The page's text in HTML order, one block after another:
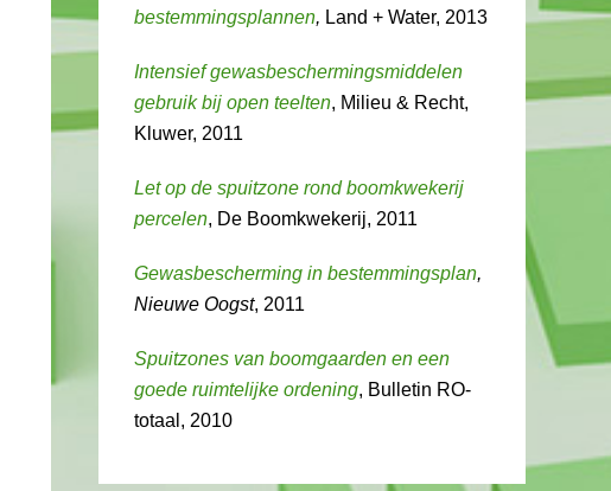
bestemmingsplannen, Land + Water, 2013
Intensief gewasbeschermingsmiddelen
gebruik bij open teelten, Milieu & Recht,
Kluwer, 2011
Let op de spuitzone rond boomkwekerij
percelen, De Boomkwekerij, 2011
Gewasbescherming in bestemmingsplan,
Nieuwe Oogst, 2011
Spuitzones van boomgaarden en een
goede ruimtelijke ordening, Bulletin RO-
totaal, 2010